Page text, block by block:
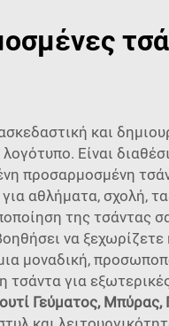
και
Είναι
προσαρμοσμένη
αθλήματα, σχολή,
της τσάντας
να
μοναδική,
τσάντα για
Γεύματος, Μπύρας,